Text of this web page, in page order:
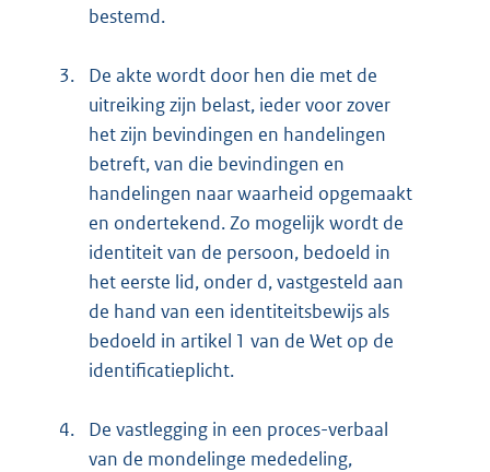
bestemd.
3.
De akte wordt door hen die met de
uitreiking zijn belast, ieder voor zover
het zijn bevindingen en handelingen
betreft, van die bevindingen en
handelingen naar waarheid opgemaakt
en ondertekend. Zo mogelijk wordt de
identiteit van de persoon, bedoeld in
het eerste lid, onder d, vastgesteld aan
de hand van een identiteitsbewijs als
bedoeld in artikel 1 van de Wet op de
identificatieplicht.
4.
De vastlegging in een proces-verbaal
van de mondelinge mededeling,